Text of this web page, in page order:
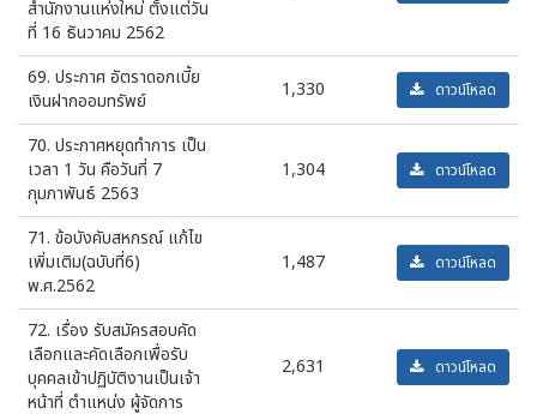
สำนักงานแห่งใหม่ ตั้งแต่วัน
ที่ 16 ธันวาคม 2562
69. ประกาศ อัตราดอกเบี้ย
เงินฝากออมทรัพย์
1,330 ดาวน์โหลด
70. ประกาศหยุดทำการ เป็น
เวลา 1 วัน คือวันที่ 7
กุมภาพันธ์ 2563
1,304 ดาวน์โหลด
71. ข้อบังคับสหกรณ์ แก้ไข
เพิ่มเติม(ฉบับที่6)
พ.ศ.2562
1,487 ดาวน์โหลด
72. เรื่อง รับสมัครสอบคัด
เลือกและคัดเลือกเพื่อรับ
บุคคลเข้าปฏิบัติงานเป็นเจ้า
หน้าที่ ตำแหน่ง ผู้จัดการ
2,631 ดาวน์โหลด